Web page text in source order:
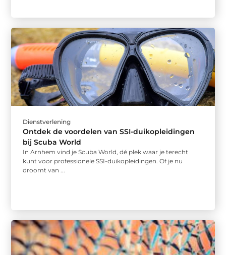
Dienstverlening
Ontdek de voordelen van SSI-duikopleidingen
bij Scuba World
In Arnhem vind je Scuba World, dé plek waar je terecht
kunt voor professionele SSI-duikopleidingen. Of je nu
droomt van ...